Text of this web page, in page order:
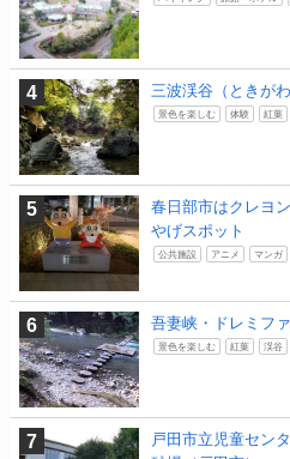
三波渓谷（ときがわ
景色を楽しむ 体験 紅葉
春日部市はクレヨ
やげスポット
公共施設 アニメ マンガ
吾妻峡・ドレミフ
景色を楽しむ 紅葉 渓谷
戸田市立児童セン